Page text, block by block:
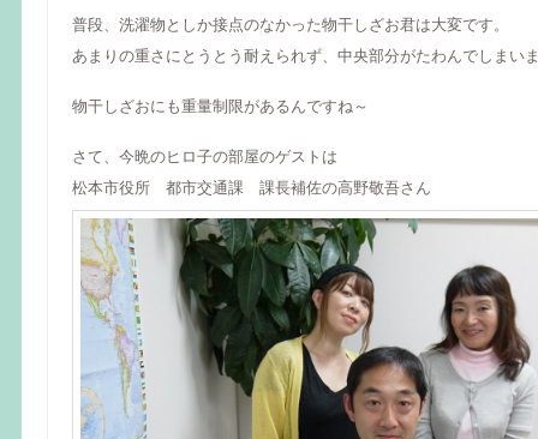
普段、洗濯物としか接点のなかった物干しざお君は大変です。
あまりの重さにとうとう耐えられず、中央部分がたわんでしまい
物干しざおにも重量制限があるんですね～
さて、今晩のヒロ子の部屋のゲストは
松本市役所 都市交通課 課長補佐の高野敬吾さん